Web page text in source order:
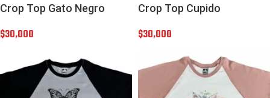
Crop Top Gato Negro
$30,000
Crop Top Cupido
$30,000